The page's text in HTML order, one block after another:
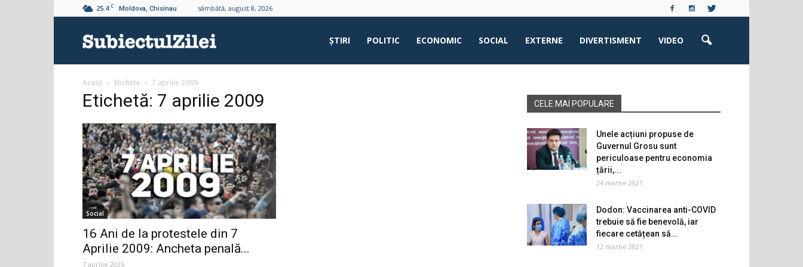
25.4 C Moldova, Chisinau sâmbătă, august 8, 2026
ŞTIRI POLITIC ECONOMIC SOCIAL EXTERNE DIVERTISMENT VIDEO
Acasă Etichete 7 aprilie 2009
Etichetă: 7 aprilie 2009
Social
16 Ani de la protestele din 7
Aprilie 2009: Ancheta penală...
7 aprilie 2025
CELE MAI POPULARE
Unele acțiuni propuse de
Guvernul Grosu sunt
periculoase pentru economia
țării,...
24 martie 2021
Dodon: Vaccinarea anti-COVID
trebuie să fie benevolă, iar
fiecare cetățean să...
12 martie 2021